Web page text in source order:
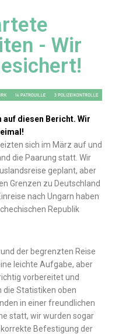
- Wir
diesen Bericht. Wir
sich im März auf und
die Paarung statt. Wir
geplant, aber
Grenzen zu Deutschland
nach Ungarn haben
Republik
der begrenzten Reise
leichte Aufgabe, aber
vorbereitet und
die Statistiken oben
in einer freundlichen
statt, wir wurden sogar
Befestigung der